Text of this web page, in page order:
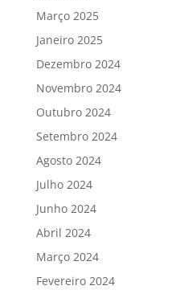
Março 2025
Janeiro 2025
Dezembro 2024
Novembro 2024
Outubro 2024
Setembro 2024
Agosto 2024
Julho 2024
Junho 2024
Abril 2024
Março 2024
Fevereiro 2024